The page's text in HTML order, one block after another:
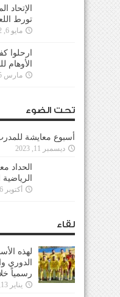
الإتحاد
تورط
مايو 6, 2022
ارحلوا
الأوهام
مارس 25, 2022
تحت الضوء
أسبوع معايشة
ديسمبر 11, 2023
الحداد
الرياضية
أكتوبر 6, 2021
لقاء
لهذه
الدوري
رسمياً
يناير 13, 2026